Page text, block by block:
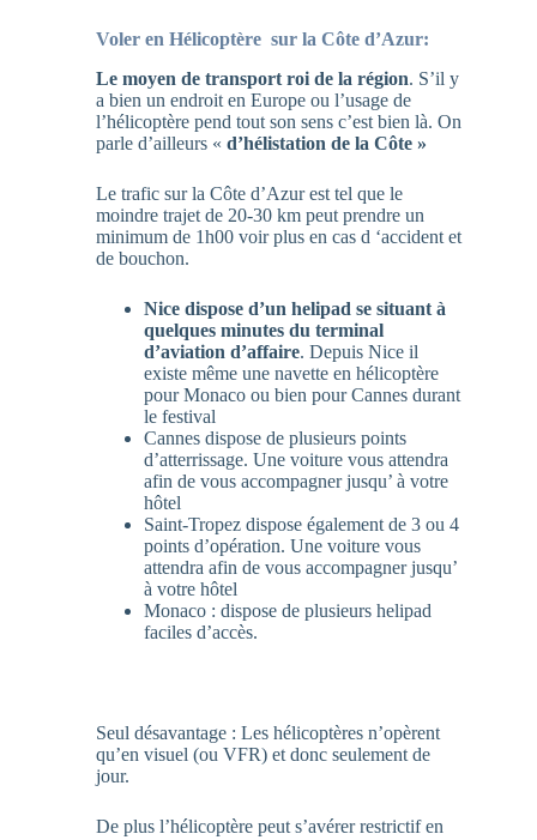
Voler en Hélicoptère sur la Côte d’Azur:
Le moyen de transport roi de la région. S’il y
a bien un endroit en Europe ou l’usage de
l’hélicoptère pend tout son sens c’est bien là. On
parle d’ailleurs « d’hélistation de la Côte »
Le trafic sur la Côte d’Azur est tel que le
moindre trajet de 20-30 km peut prendre un
minimum de 1h00 voir plus en cas d ‘accident et
de bouchon.
Nice dispose d’un helipad se situant à
quelques minutes du terminal
d’aviation d’affaire. Depuis Nice il
existe même une navette en hélicoptère
pour Monaco ou bien pour Cannes durant
le festival
Cannes dispose de plusieurs points
d’atterrissage. Une voiture vous attendra
afin de vous accompagner jusqu’ à votre
hôtel
Saint-Tropez dispose également de 3 ou 4
points d’opération. Une voiture vous
attendra afin de vous accompagner jusqu’
à votre hôtel
Monaco : dispose de plusieurs helipad
faciles d’accès.
Seul désavantage : Les hélicoptères n’opèrent
qu’en visuel (ou VFR) et donc seulement de
jour.
De plus l’hélicoptère peut s’avérer restrictif en